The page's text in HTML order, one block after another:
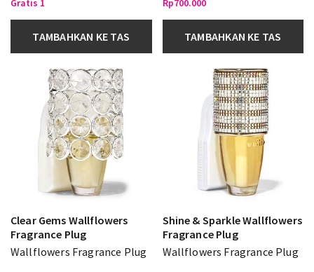
Gratis 1
TAMBAHKAN KE TAS
Rp700.000
TAMBAHKAN KE TAS
Clear Gems Wallflowers
Fragrance Plug
Wallflowers Fragrance Plug
Shine & Sparkle Wallflowers
Fragrance Plug
Wallflowers Fragrance Plug